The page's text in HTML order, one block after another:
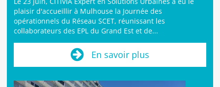
plaisir d'accueillir à Mulhouse la Journée des
opérationnels du Réseau SCET, réunissant les
collaborateurs des EPL du Grand Est et de...
En savoir plus